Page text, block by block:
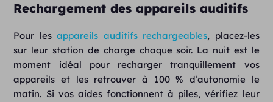
Rechargement des appareils auditifs
Pour lesappareils auditifs rechargeables, placez-les
sur leur station de charge chaque soir. La nuit est le
moment idéal pour recharger tranquillement vos
appareils et les retrouver à 100 % d’autonomie le
matin. Si vos aides fonctionnent à piles, vérifiez leur